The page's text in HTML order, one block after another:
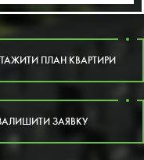
ПЛАН КВАРТИРИ
ЗАЯВКУ